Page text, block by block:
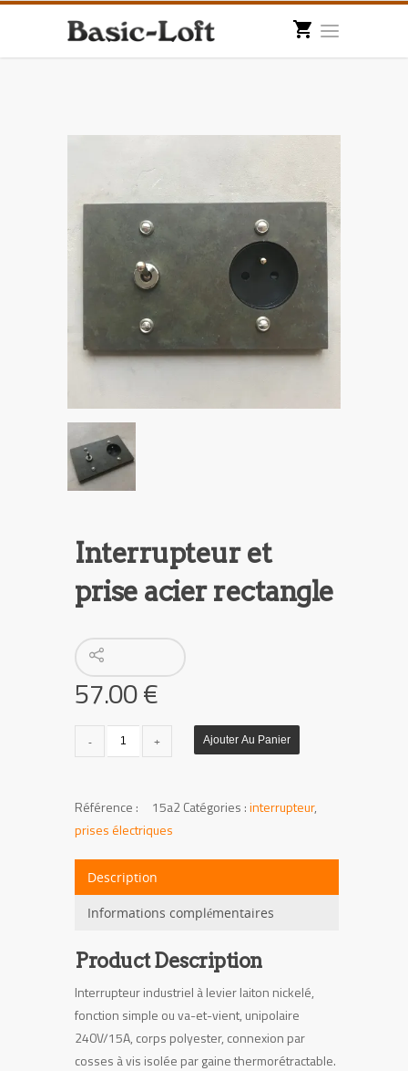
Interrupteur et
prise acier rectangle
57.00€
quantité
de
et
prise
rectangle
Ajouter Au Panier
UGS :
15a2Catégories :interrupteur,
prises électriques
Description
Informations complémentaires
Product Description
Interrupteur industriel à levier laiton nickelé,
fonction simple ou va-et-vient, unipolaire
240V/15A, corps polyester, connexion par
cosses à vis isolée par gaine thermorétractable.